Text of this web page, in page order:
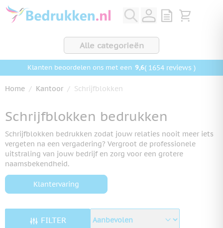
Ga naar de inhoud
View quote,
Bekijk
Alle categorieën
Klanten beoordelen ons met een 9,6( 1654 reviews )
Home / Kantoor / Schrijfblokken
Schrijfblokken bedrukken
Schrijfblokken bedrukken zodat jouw relaties nooit meer iets
vergeten na een vergadering? Vergroot de professionele
uitstraling van jouw bedrijf en zorg voor een grotere
naamsbekendheid.
Klantervaring
FILTER